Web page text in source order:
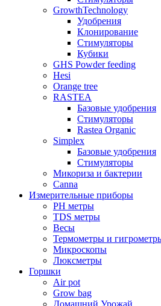
GrowthTechnology
Удобрения
Клонирование
Стимуляторы
Кубики
GHS Powder feeding
Hesi
Orange tree
RASTEA
Базовые удобрения
Стимуляторы
Rastea Organic
Simplex
Базовые удобрения
Стимуляторы
Микориза и бактерии
Canna
Измерительные приборы
PH метры
TDS метры
Весы
Термометры и
Микроскопы
Люксметры
Горшки
Air pot
Grow bag
Домашний Урожай